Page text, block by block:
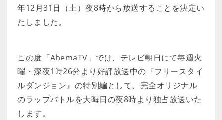
年12月31日（土）夜8時から放送することを決定い
たしました。
この度「AbemaTV」では、テレビ朝日にて毎週火
曜・深夜1時26分より好評放送中の『フリースタイ
ルダンジョン』の特別編として、完全オリジナル
のラップバトルを大晦日の夜8時より独占放送いた
します。